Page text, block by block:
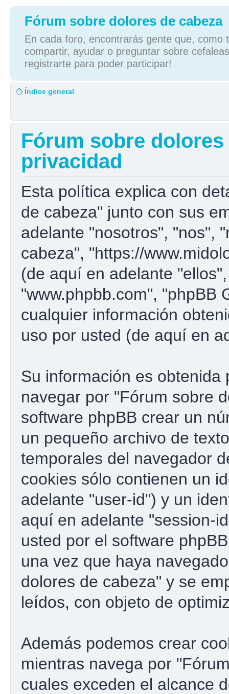
Fórum sobre dolores de cabeza
En cada foro, encontrarás gente que, como
compartir, ayudar o preguntar sobre
registrarte para poder participar!
Índice general
Fórum sobre
privacidad
Esta política explica con
de cabeza" junto con sus
adelante "nosotros", "nos",
cabeza", "https://
(de aquí en adelante
"www.phpbb.com", "phpBB
cualquier información
uso por usted (de aquí en
Su información es
navegar por "Fórum sobre
software phpBB crear un
un pequeño archivo de
temporales del navegador
cookies sólo contienen un
adelante "user-id") y un
aquí en adelante "session-
usted por el software
una vez que haya
dolores de cabeza" y se
leídos, con objeto de
Además podemos crear
mientras navega por
cuales exceden el alcance